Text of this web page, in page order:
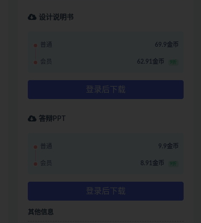
设计说明书
普通 69.9金币
会员 62.91金币 9折
登录后下载
答辩PPT
普通 9.9金币
会员 8.91金币 9折
登录后下载
其他信息